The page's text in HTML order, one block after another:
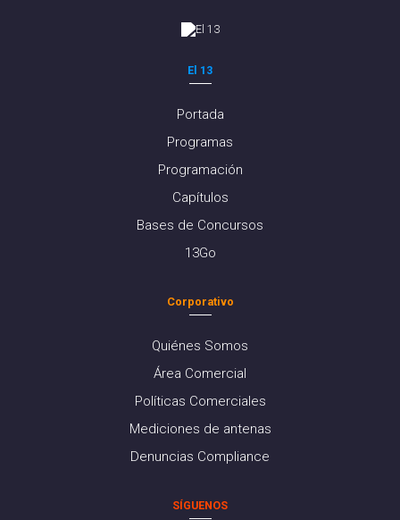
El 13
Portada
Programas
Programación
Capítulos
Bases de Concursos
13Go
Corporativo
Quiénes Somos
Área Comercial
Políticas Comerciales
Mediciones de antenas
Denuncias Compliance
SÍGUENOS